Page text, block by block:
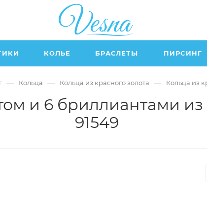
КОЛЬЕ БРАСЛЕТЫ ПИРСИНГ
— Кольца — Кольца из красного золота — Кольца из
и 6 бриллиантами из
91549